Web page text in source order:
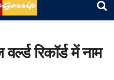
रिकॉर्ड में नाम